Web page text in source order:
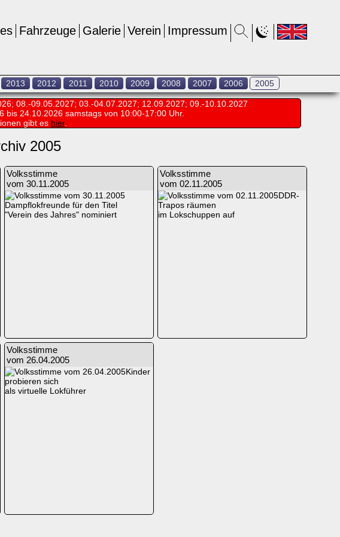
Impressum
Verein
Galerie
Fahrzeuge
2013 2012 2011 2010 2009 2008 2007 2006 2005
08.-09.05.2027; 03.-04.07.2027; 12.09.2027; 09.-10.10.2027
bis 24.10.2026 samstags von 10:00-17:00 Uhr.
gibt es hier.
2005
Volksstimme
vom 30.11.2005
Dampflokfreunde für den Titel
"Verein des Jahres" nominiert
Volksstimme
vom 02.11.2005
DDR-
Trapos räumen
im Lokschuppen auf
Volksstimme
vom 26.04.2005
Kinder
probieren sich
als virtuelle Lokführer